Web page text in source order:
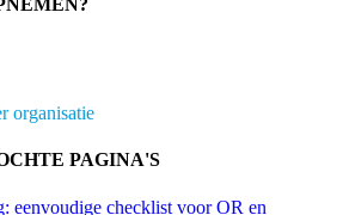
organisatie
PAGINA'S
eenvoudige checklist voor OR en